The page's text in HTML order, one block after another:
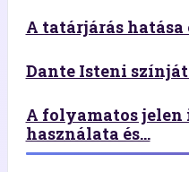
A tatárjárás hatása
Dante Isteni
A folyamatos jelen
használata és...